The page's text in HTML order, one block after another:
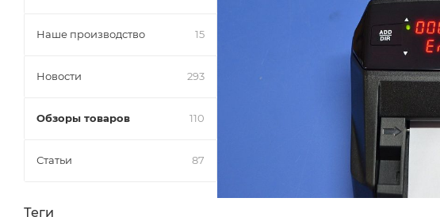
Наше производство 15
Новости 293
Обзоры товаров 110
Статьи 87
Теги